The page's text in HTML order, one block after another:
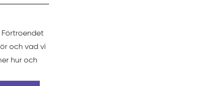
Förtroendet
och vad vi
hur och